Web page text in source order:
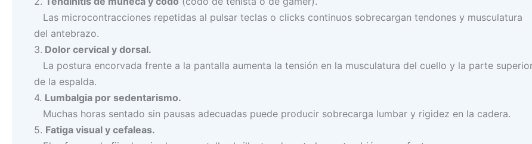
Las microcontracciones repetidas al pulsar teclas o clicks continuos sobrecargan tendones y musculatura
del antebrazo.
3. Dolor cervical y dorsal.
La postura encorvada frente a la pantalla aumenta la tensión en la musculatura del cuello y la parte
de la espalda.
4. Lumbalgia por sedentarismo.
Muchas horas sentado sin pausas adecuadas puede producir sobrecarga lumbar y rigidez en la cadera.
5. Fatiga visual y cefaleas.